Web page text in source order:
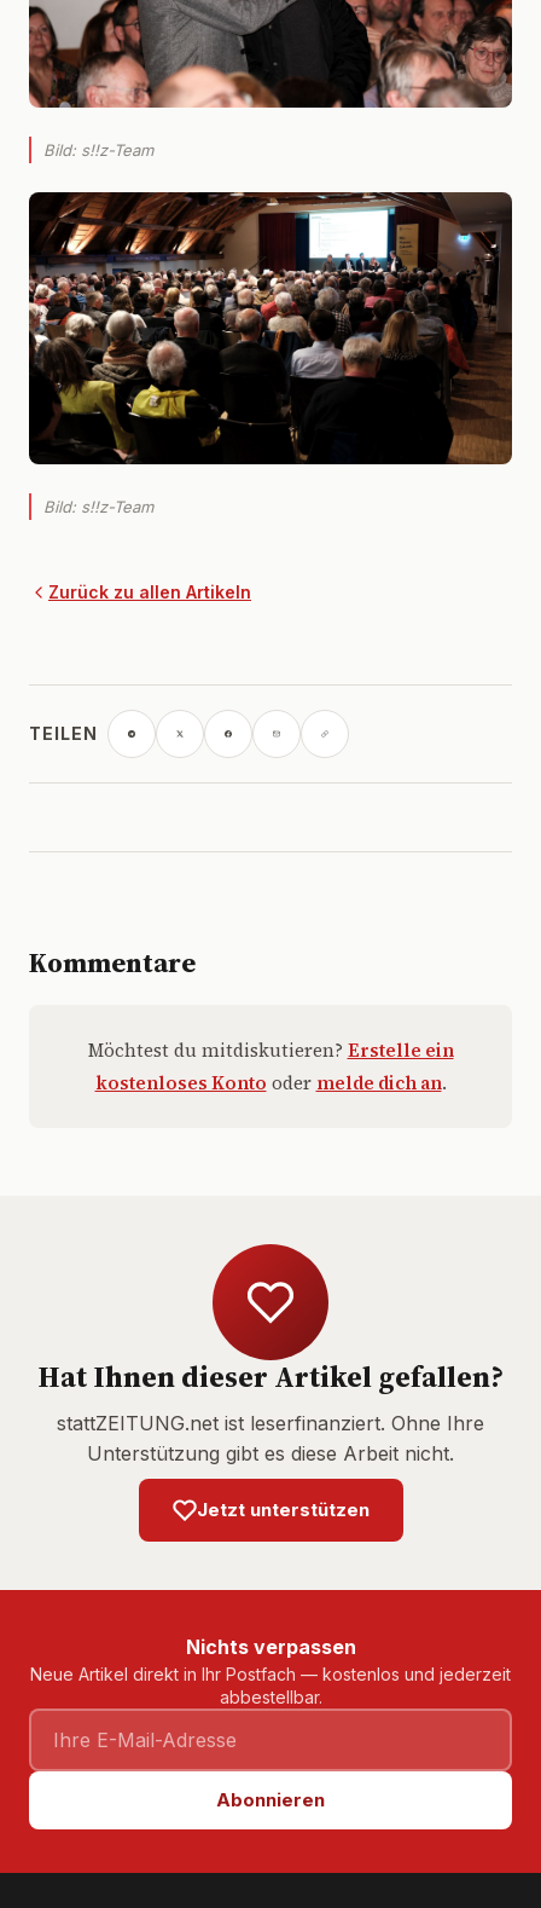
Bild: s!!z-Team
Bild: s!!z-Team
Zurück zu allen Artikeln
TEILEN
Kommentare
Möchtest du mitdiskutieren? Erstelle ein
kostenloses Konto oder melde dich an.
Hat Ihnen dieser Artikel gefallen?
stattZEITUNG.net ist leserfinanziert. Ohne Ihre
Unterstützung gibt es diese Arbeit nicht.
Jetzt unterstützen
Nichts verpassen
Neue Artikel direkt in Ihr Postfach — kostenlos und jederzeit
abbestellbar.
Abonnieren